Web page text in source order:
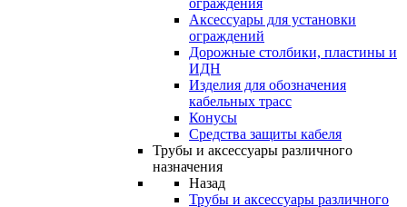
ограждения
Аксессуары для установки
ограждений
Дорожные столбики, пластины и
ИДН
Изделия для обозначения
кабельных трасс
Конусы
Средства защиты кабеля
Трубы и аксессуары различного
назначения
Назад
Трубы и аксессуары различного